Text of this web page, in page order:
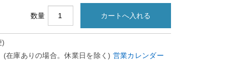
数量
)
在庫ありの場合。休業日を除く) 営業カレンダー